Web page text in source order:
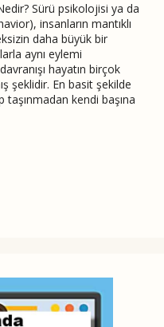
Sürü psikolojisi ya da
insanların mantıklı
daha büyük bir
aynı eylemi
hayatın birçok
şeklidir. En basit şekilde
taşınmadan kendi başına